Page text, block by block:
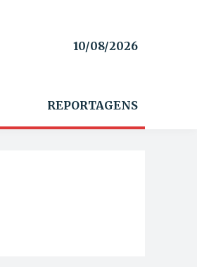
10/08/2026
REPORTAGENS